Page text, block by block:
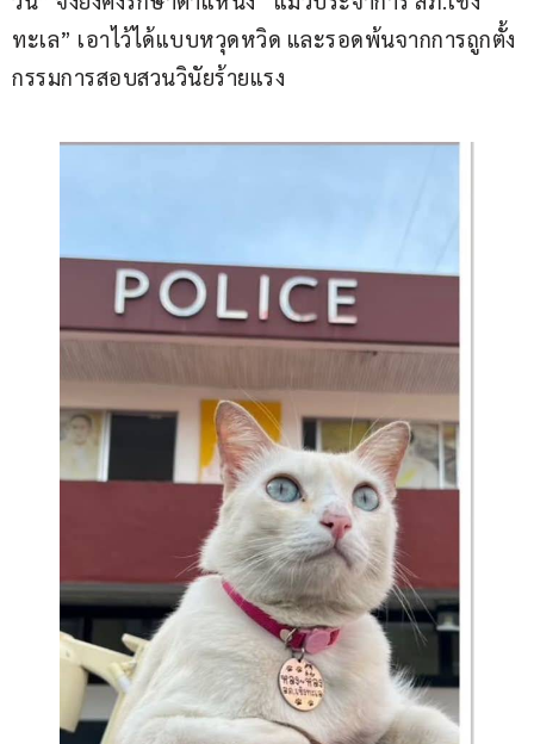
ทะเล” เอาไว้ได้แบบหวุดหวิด และรอดพ้นจากการถูกตั้ง
กรรมการสอบสวนวินัยร้ายแรง